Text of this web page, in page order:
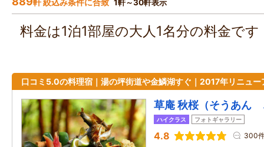
軒 絞込み条件に合致 1軒～30軒表示
料金は1泊1部屋の大人1名分の料金で
口コミ5.0の料理宿｜湯の坪街道や金鱗湖すぐ｜2017年リニュー
草庵 秋桜（そうあん
ハイクラス フォトギャラリー
4.8 300